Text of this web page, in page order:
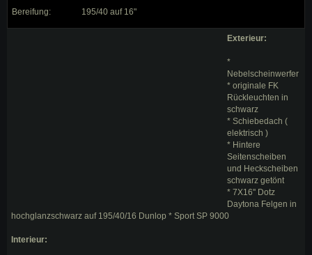
Bereifung:
195/40 auf 16"
Exterieur:
*
Nebelscheinwerfer
* originale FK
Rückleuchten in
schwarz
* Schiebedach (
elektrisch )
* Hintere
Seitenscheiben
und Heckscheiben
schwarz getönt
* 7X16'' Dotz
Daytona Felgen in
hochglanzschwarz auf 195/40/16 Dunlop * Sport SP 9000
Interieur: